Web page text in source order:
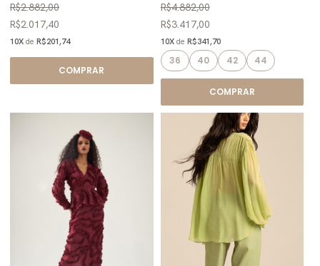
R$2.882,00
R$2.017,40
10X de R$201,74
COMPRAR
R$4.882,00
R$3.417,00
10X de R$341,70
36 40 42 44
COMPRAR